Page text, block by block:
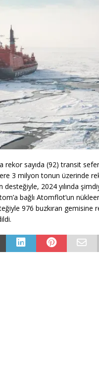
rekor sayıda (92) transit
3 milyon tonun üzerinde
desteğiyle, 2024 yılında
bağlı Atomflot’un
976 buzkıran